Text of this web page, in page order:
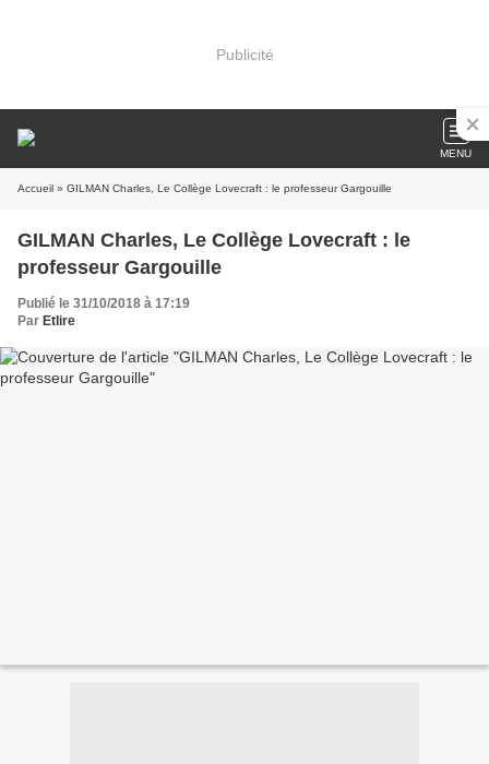
Publicité
MENU
Accueil » GILMAN Charles, Le Collège Lovecraft : le professeur Gargouille
GILMAN Charles, Le Collège Lovecraft : le
professeur Gargouille
Publié le 31/10/2018 à 17:19
Par Etlire